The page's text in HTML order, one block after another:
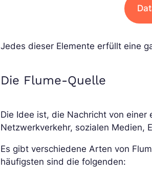
Jedes dieser Elemente erfüllt eine
Die Flume-Quelle
Die Idee ist, die Nachricht von
Netzwerkverkehr, sozialen Medien,
Es gibt verschiedene Arten von
häufigsten sind die folgenden: